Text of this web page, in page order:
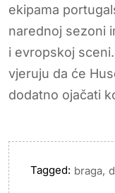
ekipama
narednoj sezoni
i evropskoj
vjeruju da će
dodatno ojačati
Tagged: braga,